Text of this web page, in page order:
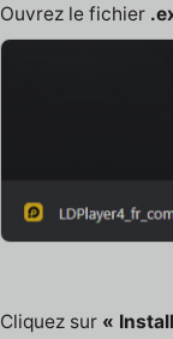
Ouvrez le fichier
Cliquez sur «